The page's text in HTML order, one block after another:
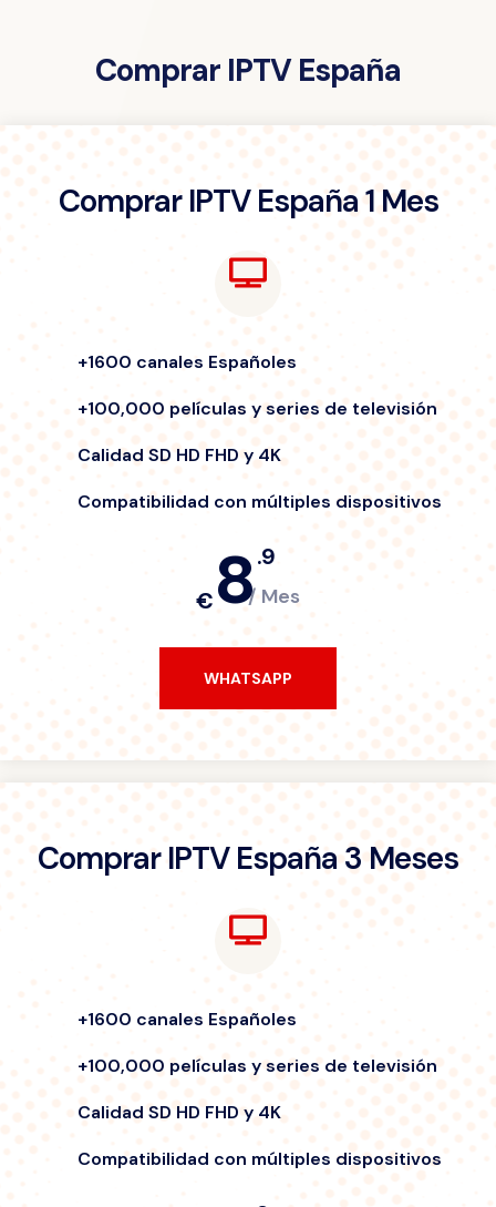
Comprar IPTV España
Comprar IPTV España 1 Mes
+1600 canales Españoles
+100,000 películas y series de televisión
Calidad SD HD FHD y 4K
Compatibilidad con múltiples dispositivos
€8.9
/ Mes
WHATSAPP
Comprar IPTV España 3 Meses
+1600 canales Españoles
+100,000 películas y series de televisión
Calidad SD HD FHD y 4K
Compatibilidad con múltiples dispositivos